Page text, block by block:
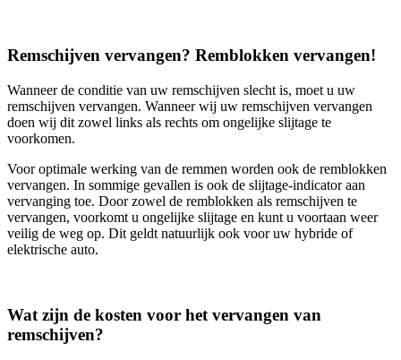
Remschijven vervangen? Remblokken vervangen!
Wanneer de conditie van uw remschijven slecht is, moet u uw
remschijven vervangen. Wanneer wij uw remschijven vervangen
doen wij dit zowel links als rechts om ongelijke slijtage te
voorkomen.
Voor optimale werking van de remmen worden ook de remblokken
vervangen. In sommige gevallen is ook de slijtage-indicator aan
vervanging toe. Door zowel de remblokken als remschijven te
vervangen, voorkomt u ongelijke slijtage en kunt u voortaan weer
veilig de weg op. Dit geldt natuurlijk ook voor uw hybride of
elektrische auto.
Wat zijn de kosten voor het vervangen van
remschijven?